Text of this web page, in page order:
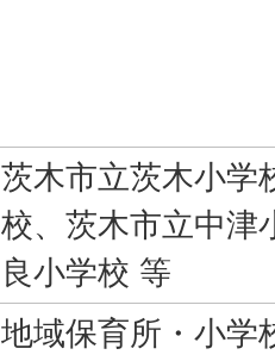
茨木市立茨木小学
校、茨木市立中津
良小学校 等
地域保育所・小学